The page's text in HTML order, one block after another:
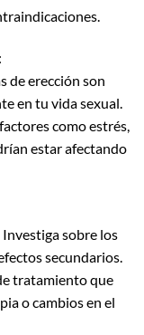
de erección son
en tu vida sexual.
como estrés,
estar afectando
Investiga sobre los
secundarios.
tratamiento que
o cambios en el